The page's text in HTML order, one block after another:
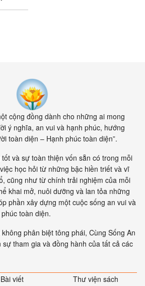
cộng đồng dành cho những ai mong
ý nghĩa, an vui và hạnh phúc, hướng
toàn diện – Hạnh phúc toàn diện”.
và sự toàn thiện vốn sẵn có trong mỗi
học hỏi từ những bậc hiền triết và vĩ
cũng như từ chính trải nghiệm của mỗi
khai mở, nuôi dưỡng và lan tỏa những
phần xây dựng một cuộc sống an vui và
toàn diện.
phân biệt tông phái, Cùng Sống An
sự tham gia và đồng hành của tất cả các
Bài viết Thư viện sách